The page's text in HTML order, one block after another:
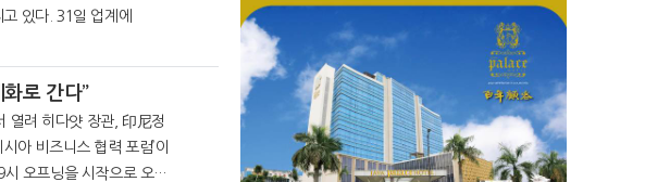
대를 선언한 현대중공업의 행보에 눈길이 쏠리고 있다. 31일 업계에
로 간다”
印尼정
오프닝을 시작으로 오영